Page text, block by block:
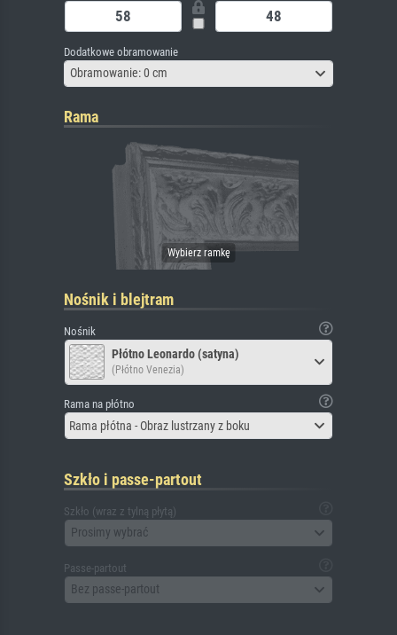
Dodatkowe obramowanie
Obramowanie: 0 cm
Rama
Nośnik i blejtram
Nośnik
Płótno Leonardo (satyna)
(Płótno Venezia)
Rama na płótno
Rama płótna - Obraz lustrzany z boku
Szkło i passe-partout
Szkło (wraz z tylną płytą)
Prosimy wybrać
Passe-partout
Bez passe-partout